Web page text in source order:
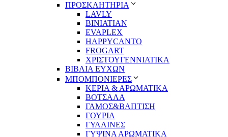
ΠΡΟΣΚΛΗΤΗΡΙΑ
LAVLY
BINIATIAN
EVAPLEX
HAPPYCANTO
FROGART
ΧΡΙΣΤΟΥΓΕΝΝΙΑΤΙΚΑ
ΒΙΒΛΙΑ ΕΥΧΩΝ
ΜΠΟΜΠΟΝΙΕΡΕΣ
ΚΕΡΙΑ & ΑΡΩΜΑΤΙΚΑ
ΒΟΤΣΑΛΑ
ΓΑΜΟΣ&ΒΑΠΤΙΣΗ
ΓΟΥΡΙΑ
ΓΥΑΛΙΝΕΣ
ΓΥΨΙΝΑ ΑΡΩΜΑΤΙΚΑ